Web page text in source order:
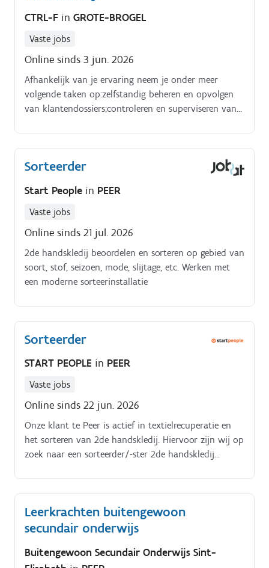
en ouders Ondersteunen van verschillende
kinderopvanglocaties in de regio Bree. Peer
CTRL-F in GROTE-BROGEL
Vaste jobs
Online sinds 3 jun. 2026
Afhankelijk van je ervaring neem je onder meer
volgende taken op:zelfstandig beheren en opvolgen
van klantendossiers;controleren en superviseren van
aangiftes;adviseren van klanten rond boekhouding,
fiscaliteit en financiële vragen;opbouwen en verder
klanten;ondersteunen, begeleiden en motiveren van
collega’s;fungeren als aanspreekpunt binnen het
verdere groei van het kantoor. Voor de juiste
kandidaat is er een reëel perspectief om (op termijn)
mee in te stappen in het kantoor.
Sorteerder
Start People in PEER
Vaste jobs
Online sinds 21 jul. 2026
2de handskledij beoordelen en sorteren op gebied van
soort, stof, seizoen, mode, slijtage, etc. Werken met
een moderne sorteerinstallatie
Sorteerder
START PEOPLE in PEER
Vaste jobs
Online sinds 22 jun. 2026
Onze klant te Peer is actief in textielrecuperatie en
het sorteren van 2de handskledij. Hiervoor zijn wij op
zoek naar een sorteerder/-ster 2de handskledij
sorteerinstallatie.
Leerkrachten buitengewoon
secundair onderwijs
Buitengewoon Secundair Onderwijs Sint-